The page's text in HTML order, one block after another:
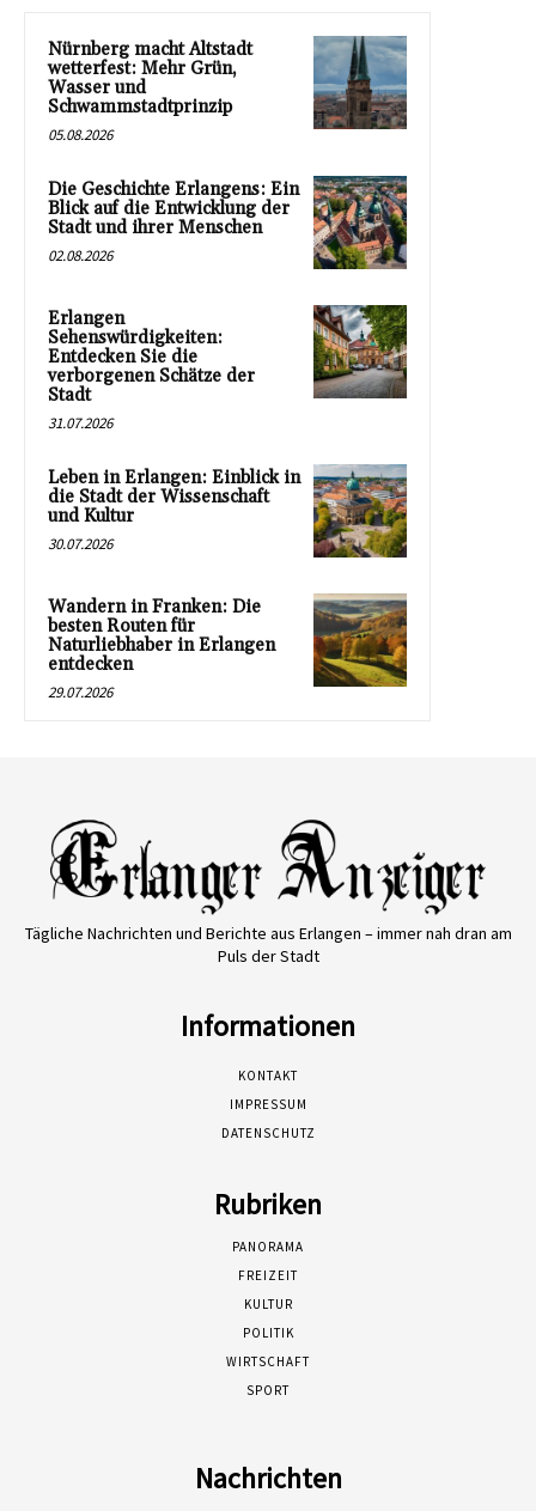
Nürnberg macht Altstadt
wetterfest: Mehr Grün,
Wasser und
Schwammstadtprinzip
05.08.2026
Die Geschichte Erlangens: Ein
Blick auf die Entwicklung der
Stadt und ihrer Menschen
02.08.2026
Erlangen
Sehenswürdigkeiten:
Entdecken Sie die
verborgenen Schätze der
Stadt
31.07.2026
Leben in Erlangen: Einblick in
die Stadt der Wissenschaft
und Kultur
30.07.2026
Wandern in Franken: Die
besten Routen für
Naturliebhaber in Erlangen
entdecken
29.07.2026
Tägliche Nachrichten und Berichte aus Erlangen – immer nah dran am
Puls der Stadt
Informationen
KONTAKT
IMPRESSUM
DATENSCHUTZ
Rubriken
PANORAMA
FREIZEIT
KULTUR
POLITIK
WIRTSCHAFT
SPORT
Nachrichten